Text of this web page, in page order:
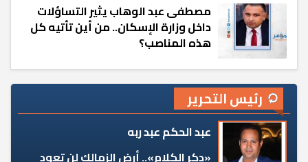
مصطفى عبد الوهاب يثير التساؤلات
داخل وزارة الإسكان.. من أين تأتيه كل
هذه المناصب؟
رئيس التحرير
عبد الحكم عبد ربه
«دكر الكلام».. أرض الزمالك لن تعود